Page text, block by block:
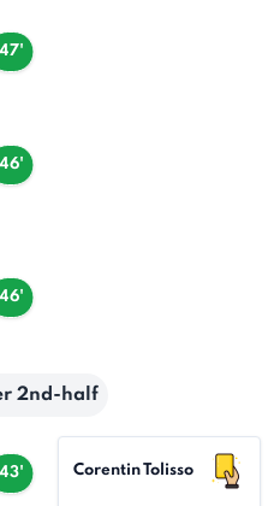
47'
46'
46'
2nd-half
43' Corentin Tolisso